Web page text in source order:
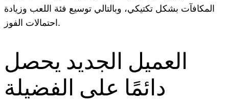
المكافآت بشكل تكتيكي، وبالتالي توسيع فئة اللعب وزيادة
احتمالات الفوز.
العميل الجديد يحصل
دائمًا على الفضيلة